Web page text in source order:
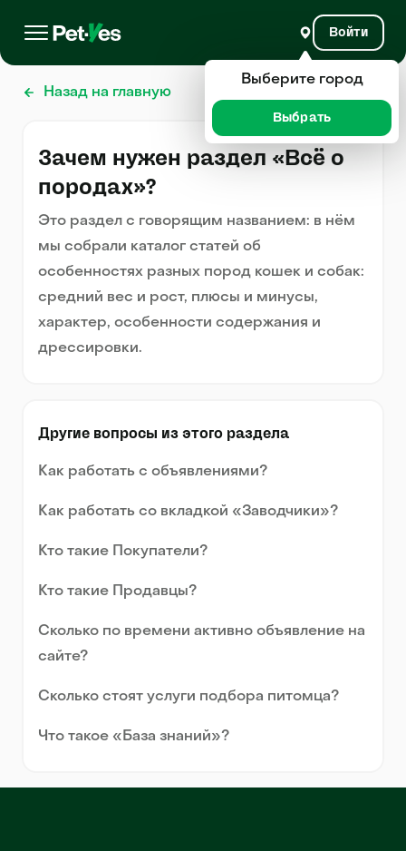
Войти
Назад на главную
Зачем нужен раздел «Всё о
породах»?
Это раздел с говорящим названием: в нём
мы собрали каталог статей об
особенностях разных пород кошек и собак:
средний вес и рост, плюсы и минусы,
характер, особенности содержания и
дрессировки.
Другие вопросы из этого раздела
Как работать с объявлениями?
Как работать со вкладкой «Заводчики»?
Кто такие Покупатели?
Кто такие Продавцы?
Сколько по времени активно объявление на
сайте?
Сколько стоят услуги подбора питомца?
Что такое «База знаний»?
Выберите город
Выбрать